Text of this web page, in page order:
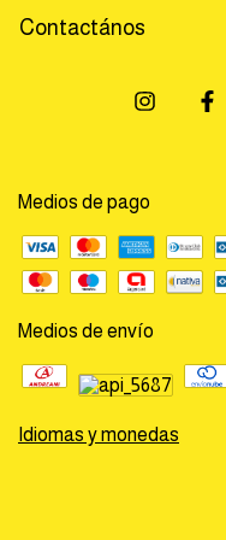
Contactános
Medios de pago
Medios de envío
Idiomas y monedas